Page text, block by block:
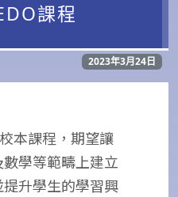
課程
2023年3月24日
本課程，期望讓
學等範疇上建立
升學生的學習興